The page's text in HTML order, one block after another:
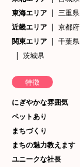
東海エリア
三重県
近畿エリア
京都府
関東エリア
千葉県
茨城県
特徴
にぎやかな雰囲気
ペットあり
まちづくり
まちの魅力教えます
ユニークな社長